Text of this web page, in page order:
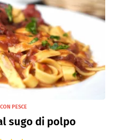
PESCE
sugo di polpo